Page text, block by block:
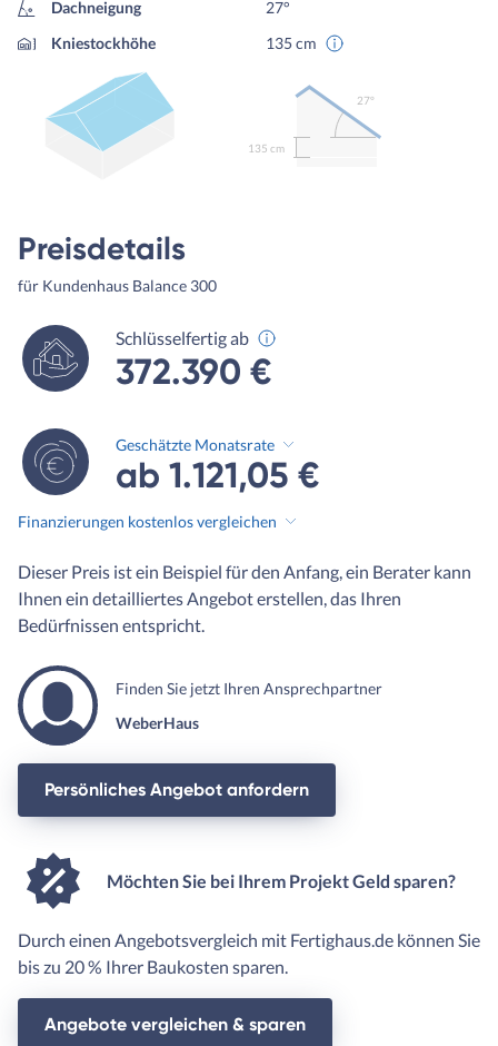
Dachneigung
27°
Kniestockhöhe
135 cm
135 cm
27º
Preisdetails
für Kundenhaus Balance 300
Schlüsselfertig ab
372.390 €
Geschätzte Monatsrate
ab 1.121,05 €
Finanzierungen kostenlos vergleichen
Dieser Preis ist ein Beispiel für den Anfang, ein Berater kann
Ihnen ein detailliertes Angebot erstellen, das Ihren
Bedürfnissen entspricht.
Finden Sie jetzt Ihren Ansprechpartner
WeberHaus
Persönliches Angebot anfordern
Möchten Sie bei Ihrem Projekt Geld sparen?
Durch einen Angebotsvergleich mit Fertighaus.de können Sie
bis zu 20 % Ihrer Baukosten sparen.
Angebote vergleichen & sparen